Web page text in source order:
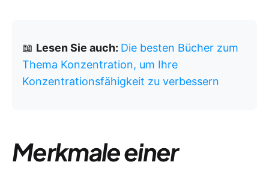
📖 Lesen Sie auch: Die besten Bücher zum
Thema Konzentration, um Ihre
Konzentrationsfähigkeit zu verbessern
Merkmale einer